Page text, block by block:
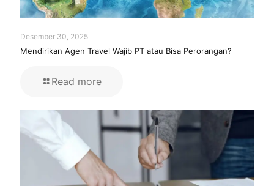
Desember 30, 2025
Mendirikan Agen Travel Wajib PT atau Bisa Perorangan?
Read more